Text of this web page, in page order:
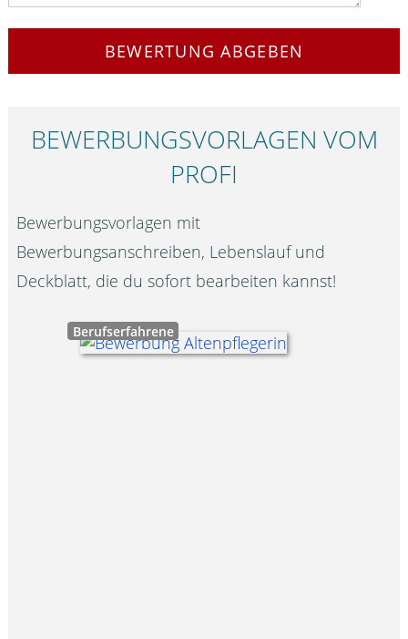
BEWERTUNG ABGEBEN
BEWERBUNGS­VORLAGEN VOM
PROFI
Bewerbungsvorlagen mit
Bewerbungsanschreiben, Lebenslauf und
Deckblatt, die du sofort bearbeiten kannst!
Berufserfahrene